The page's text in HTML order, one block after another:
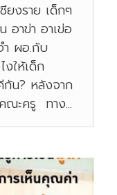
ยงราย เด็กๆ
อาข่า อาเข่อ
ำ ผอ.กับ
ให้เด็ก
กัน? หลังจาก
ณะครู ทาง...